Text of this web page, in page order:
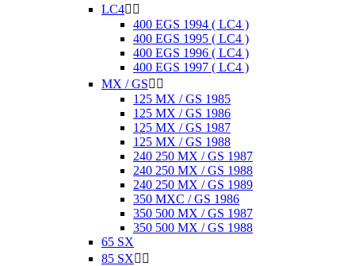
LC4 
400 EGS 1994 ( LC4 )
400 EGS 1995 ( LC4 )
400 EGS 1996 ( LC4 )
400 EGS 1997 ( LC4 )
MX / GS 
125 MX / GS 1985
125 MX / GS 1986
125 MX / GS 1987
125 MX / GS 1988
240 250 MX / GS 1987
240 250 MX / GS 1988
240 250 MX / GS 1989
350 MXC / GS 1986
350 500 MX / GS 1987
350 500 MX / GS 1988
65 SX
85 SX 